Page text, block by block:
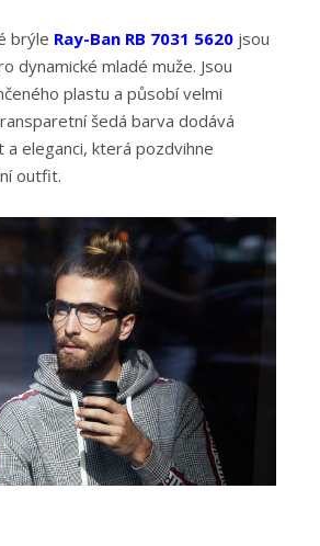
brýle Ray-Ban RB 7031 5620 jsou
dynamické mladé muže. Jsou
plastu a působí velmi
šedá barva dodává
eleganci, která pozdvihne
outfit.